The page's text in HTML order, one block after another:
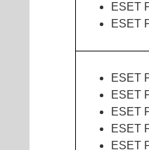
ESET
ESET
ESET
ESET
ESET
ESET
ESET